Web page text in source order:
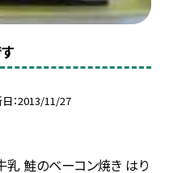
2013/11/27
乳 鮭のベーコン焼き はり